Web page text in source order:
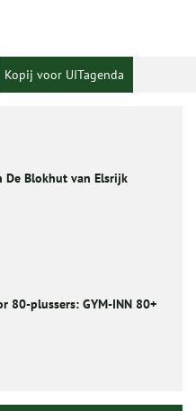
Kopij voor UITagenda
De Blokhut van Elsrijk
80-plussers: GYM-INN 80+